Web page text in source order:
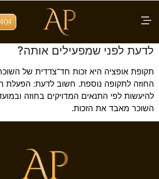
תגית: זכות הארכה
מהי תקופת אופציה בחוזה
לדעת לפני שמפעילים אותה?
תקופת אופציה היא זכות חד־צדדית של
החוזה לתקופה נוספת. חשוב לדעת: הפעלת
להיעשות לפי התנאים המדויקים בחוזה
השוכר מאבד את הזכות.